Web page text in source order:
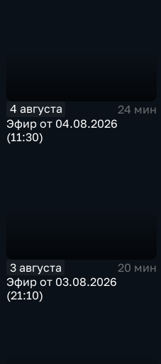
4 августа
24 мин
Эфир от 04.08.2026
(11:30)
3 августа
20 мин
Эфир от 03.08.2026
(21:10)